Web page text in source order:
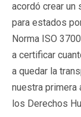
acordó crear un
para estados
Norma ISO
a certificar
a quedar la
nuestra primera
los Derechos